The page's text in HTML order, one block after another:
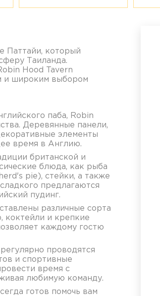
Паттайи, который
Таиланда.
Hood Tavern
и широким выбором
паба, Robin
Деревянные панели,
элементы
время в Англию.
британской и
блюда, как рыба
pie), стейки, а также
предлагаются
пудинг.
различные сорта
коктейли и крепкие
каждому гостю
проводятся
и спортивные
время с
любимую команду.
готов помочь вам